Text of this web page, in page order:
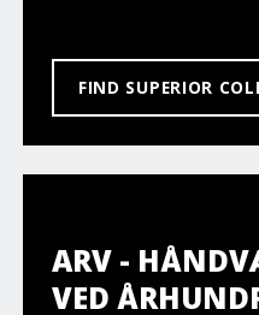
FIND SUPERIOR
ARV -
VED